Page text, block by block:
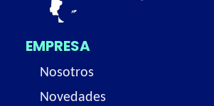
EMPRESA
Nosotros
Novedades